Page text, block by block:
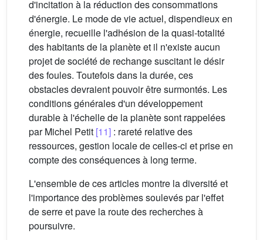
d'incitation à la réduction des consommations
d'énergie. Le mode de vie actuel, dispendieux en
énergie, recueille l'adhésion de la quasi-totalité
des habitants de la planète et il n'existe aucun
projet de société de rechange suscitant le désir
des foules. Toutefois dans la durée, ces
obstacles devraient pouvoir être surmontés. Les
conditions générales d'un développement
durable à l'échelle de la planète sont rappelées
par Michel Petit [11] : rareté relative des
ressources, gestion locale de celles-ci et prise en
compte des conséquences à long terme.
L'ensemble de ces articles montre la diversité et
l'importance des problèmes soulevés par l'effet
de serre et pave la route des recherches à
poursuivre.